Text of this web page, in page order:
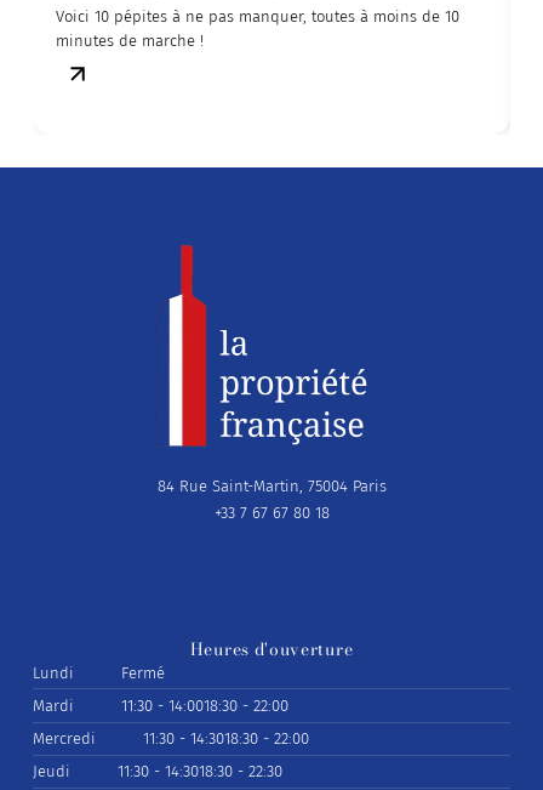
Voici 10 pépites à ne pas manquer, toutes à moins de 10
minutes de marche !
84 Rue Saint-Martin, 75004 Paris
+33 7 67 67 80 18
Heures d'ouverture
Lundi
Fermé
Mardi
11:30 - 14:0018:30 - 22:00
Mercredi
11:30 - 14:3018:30 - 22:00
Jeudi
11:30 - 14:3018:30 - 22:30